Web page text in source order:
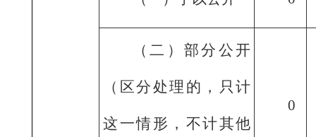
（二）部分公开
（区分处理的，只计
这一情形，不计其他
0